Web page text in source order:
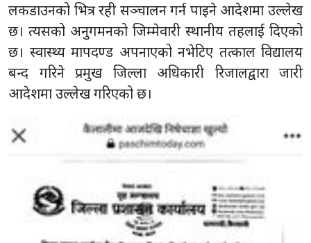
लकडाउनको भित्र रही सञ्चालन गर्न पाइने आदेशमा उल्लेख
छ। त्यसको अनुगमनको जिम्मेवारी स्थानीय तहलाई दिएको
छ। स्वास्थ्य मापदण्ड अपनाएको नभेटिए तत्काल विद्यालय
बन्द गरिने प्रमुख जिल्ला अधिकारी रिजालद्वारा जारी
आदेशमा उल्लेख गरिएको छ।